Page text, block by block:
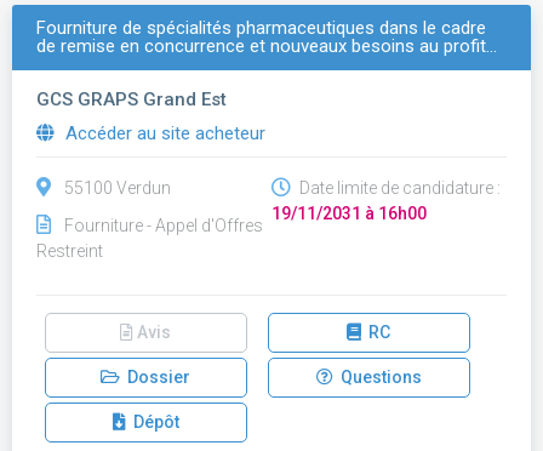
Fourniture de spécialités pharmaceutiques dans le cadre
de remise en concurrence et nouveaux besoins au profit…
GCS GRAPS Grand Est
Accéder au site acheteur
55100 Verdun
Fourniture - Appel d'Offres
Restreint
Date limite de candidature :
19/11/2031 à 16h00
Avis RC
Dossier Questions
Dépôt